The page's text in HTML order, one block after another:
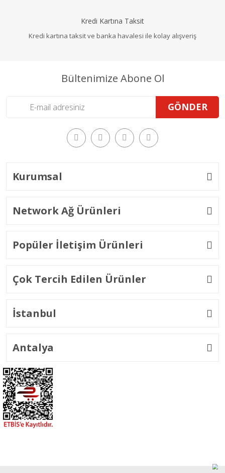
Kredi Kartına Taksit
Kredi kartına taksit ve banka havalesi ile kolay alışveriş
Bültenimize Abone Ol
GÖNDER
Kurumsal
Network Ağ Ürünleri
Popüler İletişim Ürünleri
Çok Tercih Edilen Ürünler
İstanbul
Antalya